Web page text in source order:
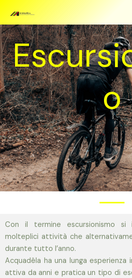
o
Con il termine escursionismo si
molteplici attività che
durante tutto l’anno.
Acquadêla ha una lunga
attiva da anni e pratica un tipo di